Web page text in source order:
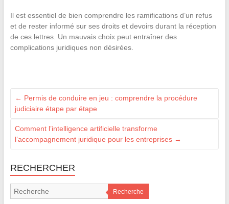
Il est essentiel de bien comprendre les ramifications d’un refus
et de rester informé sur ses droits et devoirs durant la réception
de ces lettres. Un mauvais choix peut entraîner des
complications juridiques non désirées.
← Permis de conduire en jeu : comprendre la procédure
judiciaire étape par étape
Comment l’intelligence artificielle transforme
l’accompagnement juridique pour les entreprises →
RECHERCHER
Recherche